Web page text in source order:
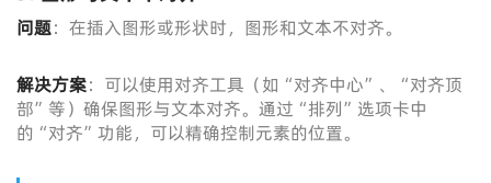
问题：在插入图形或形状时，图形和文本不对齐。
解决方案：可以使用对齐工具（如“对齐中心”、“对齐顶
部”等）确保图形与文本对齐。通过“排列”选项卡中
的“对齐”功能，可以精确控制元素的位置。